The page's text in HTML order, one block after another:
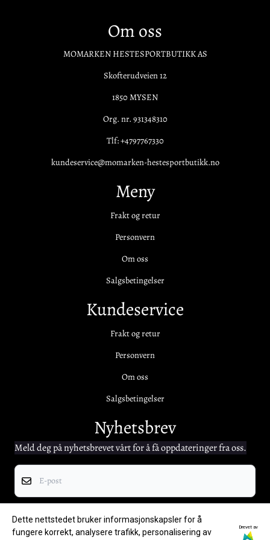
Om oss
MOMARKEN HESTESPORTBUTIKK AS
Skofterudveien 12
1850 MYSEN
Org. nr. 931348310
Tlf:+4797767330
kundeservice@momarken-hestesportbutikk.no
Meny
Frakt og retur
Personvern
Om oss
Salgsbetingelser
Kundeservice
Frakt og retur
Personvern
Om oss
Salgsbetingelser
Nyhetsbrev
Meld deg på nyhetsbrevet vårt for å få oppdateringer fra oss.
Registrer deg
Dette nettstedet bruker informasjonskapsler for å
fungere korrekt, analysere trafikk, personalisering av
Drevet av